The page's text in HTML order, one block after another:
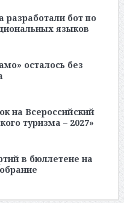
бот по
языков
осталось без
на Всероссийский
туризма – 2027»
в бюллетене на